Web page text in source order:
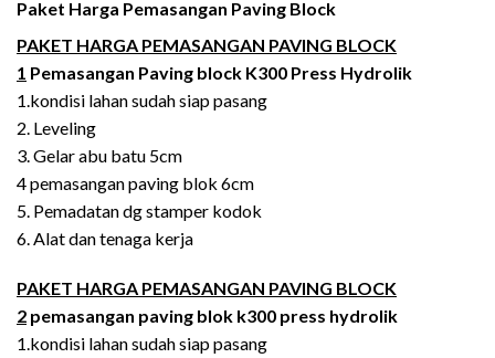
Paket Harga Pemasangan Paving Block
PAKET HARGA PEMASANGAN PAVING BLOCK
1 Pemasangan Paving block K300 Press Hydrolik
1.kondisi lahan sudah siap pasang
2. Leveling
3. Gelar abu batu 5cm
4 pemasangan paving blok 6cm
5. Pemadatan dg stamper kodok
6. Alat dan tenaga kerja
PAKET HARGA PEMASANGAN PAVING BLOCK
2 pemasangan paving blok k300 press hydrolik
1.kondisi lahan sudah siap pasang